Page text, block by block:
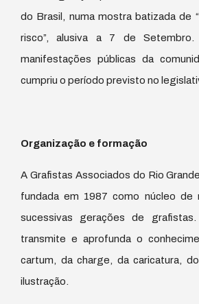
do Brasil, numa mostra batizada de
risco”, alusiva a 7 de
manifestações públicas da
cumpriu o período previsto no
Organização e formação
A Grafistas Associados do Rio
fundada em 1987 como núcleo de
sucessivas gerações de
transmite e aprofunda o
cartum, da charge, da caricatura,
ilustração.